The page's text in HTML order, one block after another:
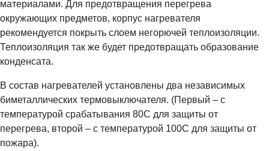
материалами. Для предотвращения перегрева
окружающих предметов, корпус нагревателя
рекомендуется покрыть слоем негорючей теплоизоляции.
Теплоизоляция так же будет предотвращать образование
конденсата.
В состав нагревателей установлены два независимых
биметаллических термовыключателя. (Первый – с
температурой срабатывания 80С для защиты от
перегрева, второй – с температурой 100С для защиты от
пожара).